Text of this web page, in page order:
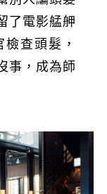
了電影艋舺
查頭髮，
事，成為師